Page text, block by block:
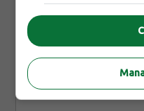
Langues
Fr : Débutant
Langues
Fr : Débutant